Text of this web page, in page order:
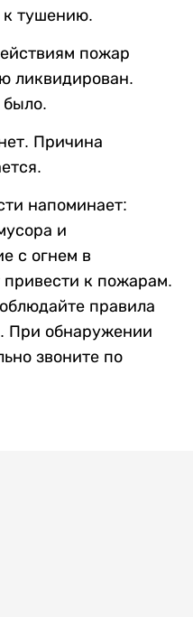
к тушению.
пожар
ликвидирован.
было.
Причина
напоминает:
и
с огнем в
к пожарам.
правила
При обнаружении
звоните по